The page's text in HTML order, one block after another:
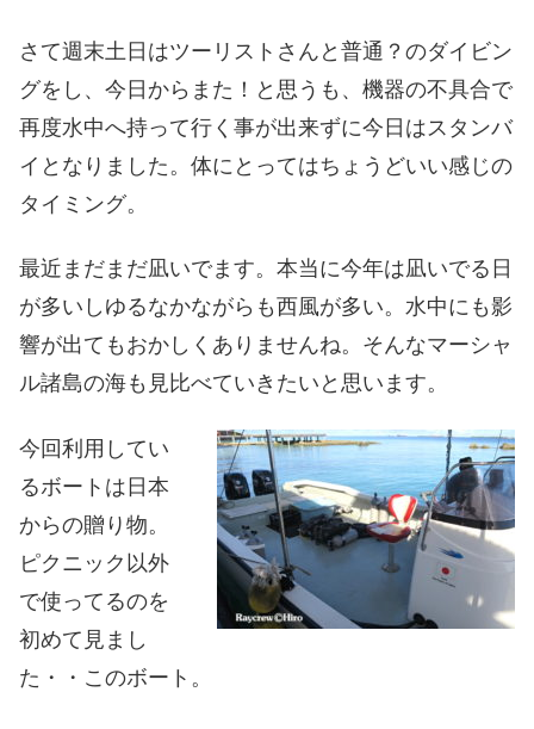
さて週末土日はツーリストさんと普通？のダイビン
グをし、今日からまた！と思うも、機器の不具合で
再度水中へ持って行く事が出来ずに今日はスタンバ
イとなりました。体にとってはちょうどいい感じの
タイミング。
最近まだまだ凪いでます。本当に今年は凪いでる日
が多いしゆるなかながらも西風が多い。水中にも影
響が出てもおかしくありませんね。そんなマーシャ
ル諸島の海も見比べていきたいと思います。
今回利用してい
るボートは日本
からの贈り物。
ピクニック以外
で使ってるのを
初めて見まし
た・・このボート。